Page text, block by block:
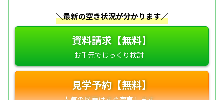
＼最新の空き状況が分かります／
資料請求【無料】
見学予約【無料】